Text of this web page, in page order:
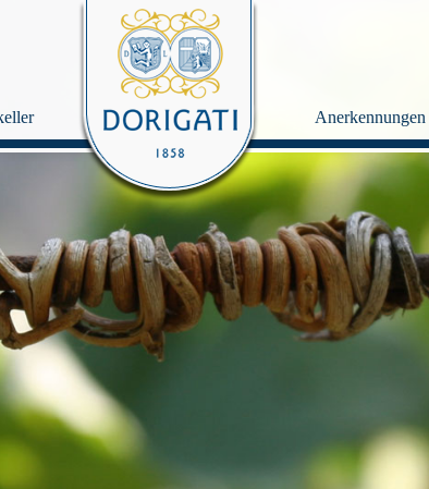
Anerkennungen